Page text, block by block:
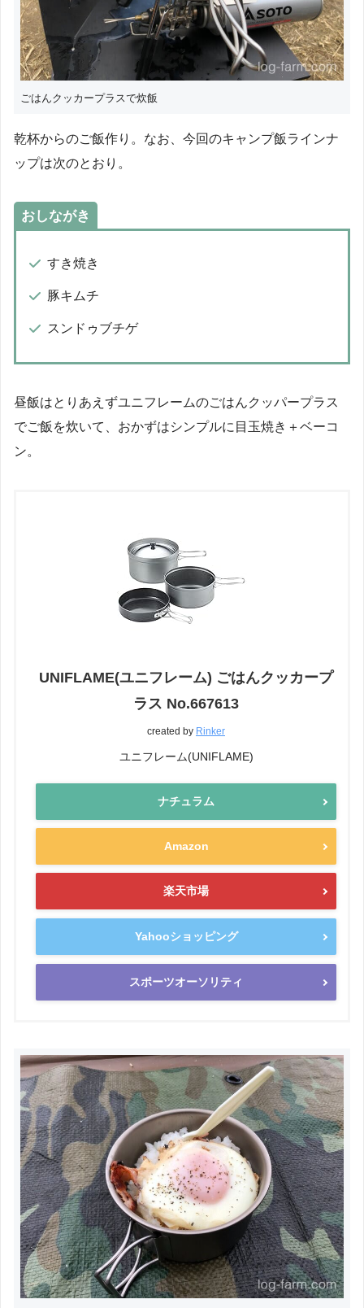
ごはんクッカープラスで炊飯
乾杯からのご飯作り。なお、今回のキャンプ飯ラインナ
ップは次のとおり。
おしながき
すき焼き
豚キムチ
スンドゥブチゲ
昼飯はとりあえずユニフレームのごはんクッパープラス
でご飯を炊いて、おかずはシンプルに目玉焼き＋ベーコ
ン。
UNIFLAME(ユニフレーム) ごはんクッカープ
ラス No.667613
created by Rinker
ユニフレーム(UNIFLAME)
ナチュラム
Amazon
楽天市場
Yahooショッピング
スポーツオーソリティ